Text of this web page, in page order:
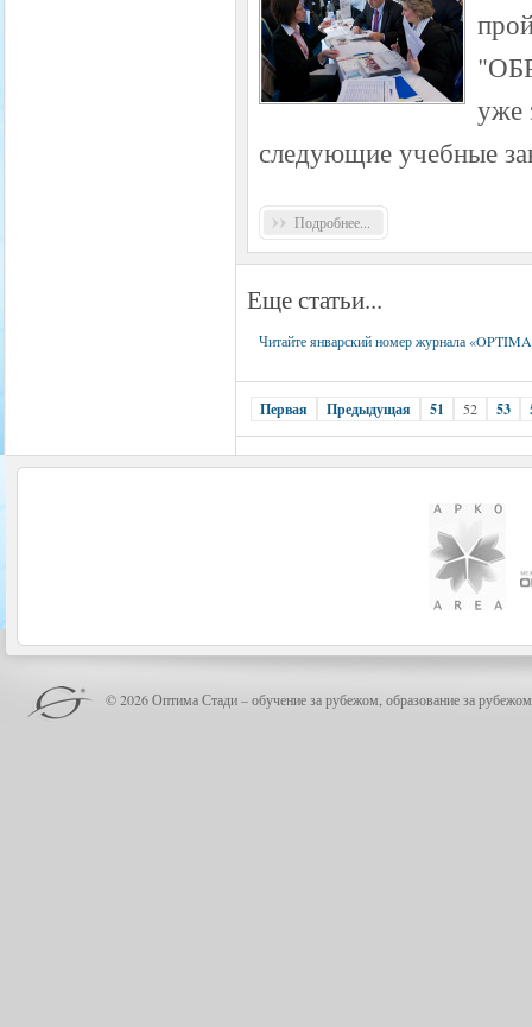
уже
следующие учебные
Подробнее...
Еще статьи...
Читайте январский номер журнала
Первая Предыдущая 51 52 53
© 2026 Оптима Стади – обучение за рубежом, образование за